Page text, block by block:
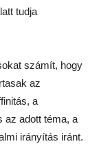
tudja
számít, hogy
az
a
az adott téma, a
irányítás iránt.